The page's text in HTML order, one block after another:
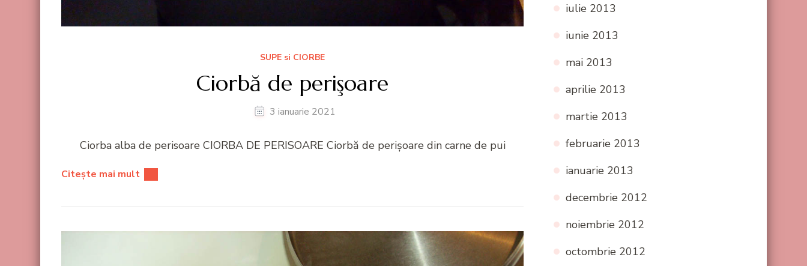
SUPE si CIORBE
Ciorbă de perişoare
3 ianuarie 2021
Ciorba alba de perisoare CIORBA DE PERISOARE Ciorbă de perișoare din carne de pui
Citește mai mult
iulie 2013
iunie 2013
mai 2013
aprilie 2013
martie 2013
februarie 2013
ianuarie 2013
decembrie 2012
noiembrie 2012
octombrie 2012